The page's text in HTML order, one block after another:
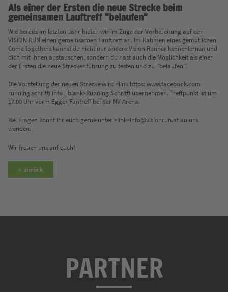
Als einer der Ersten die neue Strecke beim
gemeinsamen Lauftreff "belaufen"
Wie bereits im letzten Jahr bieten wir im Zuge der Vorbereitung auf den
VISION RUN einen gemeinsamen Lauftreff an. Im Rahmen eines gemütlichen
Come togethers kannst du nicht nur andere Vision Runner kennenlernen und
dich mit ihnen austauschen, sondern du hast auch die Möglichkeit als einer
der Ersten die neue Streckenführung zu testen und zu "belaufen".
Die Vorstellung der neuen Strecke wird <link https: www.facebook.com
running.schritti info _blank>Running Schritti übernehmen. Treffpunkt ist um
17.00 Uhr vorm Egger Fantreff bei der NV Arena.
Bei Fragen könnt ihr euch gerne unter <link>info@visionrun.at an uns
wenden.
Wir freuen uns auf euch!
zurück
PARTNER